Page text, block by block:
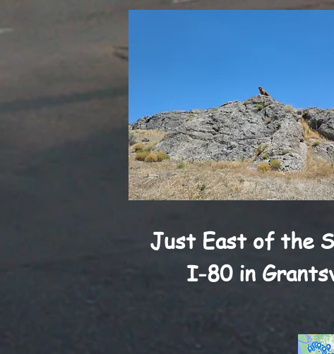
Just East of the
I-80 in